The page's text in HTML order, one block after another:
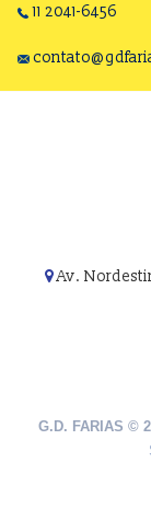
11 2041-6456
Av.
G.D. FARIAS ©